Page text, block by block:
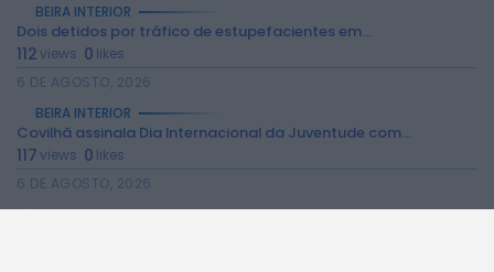
BEIRA INTERIOR
Dois detidos por tráfico de estupefacientes em...
112views 0 likes
6 DE AGOSTO, 2026
BEIRA INTERIOR
Covilhã assinala Dia Internacional da Juventude com...
117views 0 likes
6 DE AGOSTO, 2026
BEIRA INTERIOR